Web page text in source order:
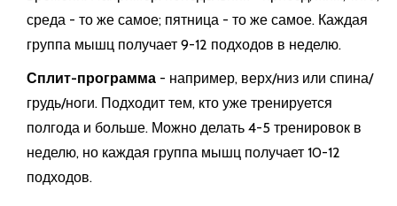
среда - то же самое; пятница - то же самое. Каждая
группа мышц получает 9-12 подходов в неделю.
Сплит-программа - например, верх/низ или спина/
грудь/ноги. Подходит тем, кто уже тренируется
полгода и больше. Можно делать 4-5 тренировок в
неделю, но каждая группа мышц получает 10-12
подходов.